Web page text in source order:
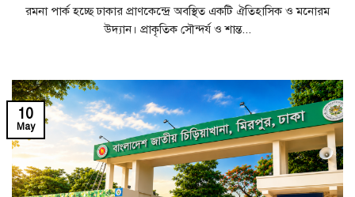
রমনা পার্ক হচ্ছে ঢাকার প্রাণকেন্দ্রে অবস্থিত একটি ঐতিহাসিক ও মনোরম
উদ্যান। প্রাকৃতিক সৌন্দর্য ও শান্ত...
10
May